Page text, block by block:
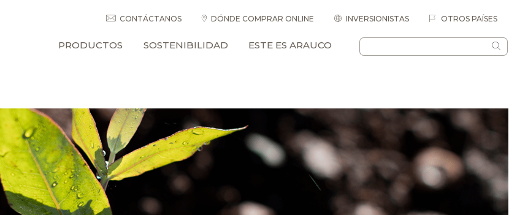
CONTÁCTANOS DÓNDE COMPRAR ONLINE INVERSIONISTAS OTROS PAÍSES
PRODUCTOS SOSTENIBILIDAD ESTE ES ARAUCO